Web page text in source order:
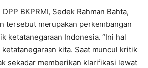
BKPRMI, Sedek Rahman Bahta,
tersebut merupakan perkembangan
ketatanegaraan Indonesia. “Ini hal
kita. Saat muncul kritik
sekadar memberikan klarifikasi lewat